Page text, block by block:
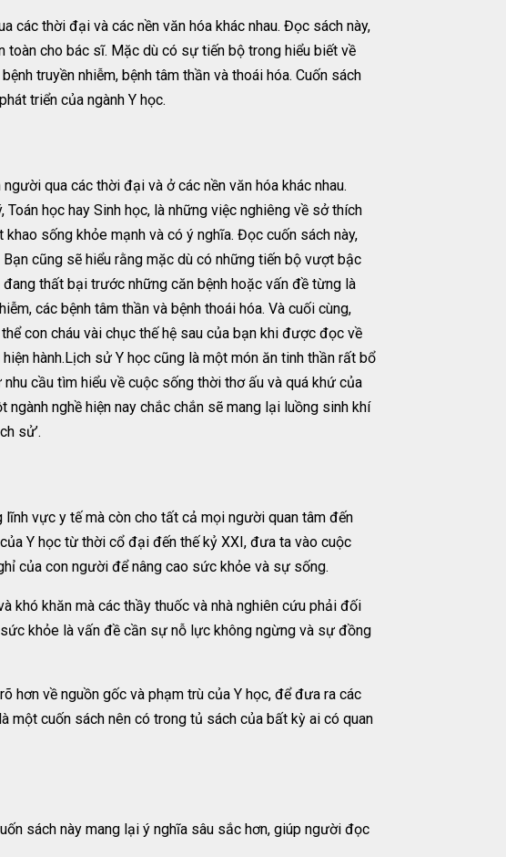
các thời đại và các nền văn hóa khác nhau. Đọc sách này,
cho bác sĩ. Mặc dù có sự tiến bộ trong hiểu biết về
truyền nhiễm, bệnh tâm thần và thoái hóa. Cuốn sách
triển của ngành Y học.
qua các thời đại và ở các nền văn hóa khác nhau.
học hay Sinh học, là những việc nghiêng về sở thích
sống khỏe mạnh và có ý nghĩa. Đọc cuốn sách này,
cũng sẽ hiểu rằng mặc dù có những tiến bộ vượt bậc
thất bại trước những căn bệnh hoặc vấn đề từng là
các bệnh tâm thần và bệnh thoái hóa. Và cuối cùng,
con cháu vài chục thế hệ sau của bạn khi được đọc về
hành.Lịch sử Y học cũng là một món ăn tinh thần rất bổ
cầu tìm hiểu về cuộc sống thời thơ ấu và quá khứ của
nghề hiện nay chắc chắn sẽ mang lại luồng sinh khí
sử’.
vực y tế mà còn cho tất cả mọi người quan tâm đến
Y học từ thời cổ đại đến thế kỷ XXI, đưa ta vào cuộc
của con người để nâng cao sức khỏe và sự sống.
khó khăn mà các thầy thuốc và nhà nghiên cứu phải đối
khỏe là vấn đề cần sự nỗ lực không ngừng và sự đồng
hơn về nguồn gốc và phạm trù của Y học, để đưa ra các
một cuốn sách nên có trong tủ sách của bất kỳ ai có quan
sách này mang lại ý nghĩa sâu sắc hơn, giúp người đọc